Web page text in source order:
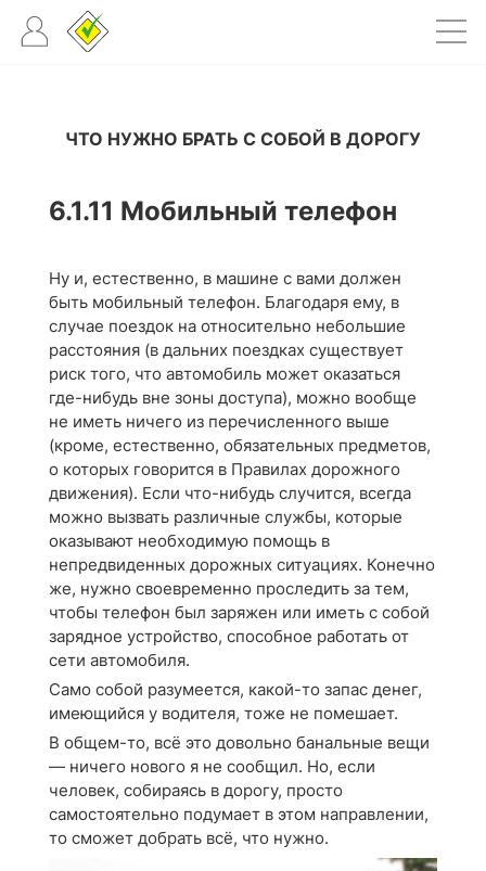
ЧТО НУЖНО БРАТЬ С СОБОЙ В ДОРОГУ
6.1.11 Мобильный телефон
Ну и, естественно, в машине с вами должен
быть мобильный телефон. Благодаря ему, в
случае поездок на относительно небольшие
расстояния (в дальних поездках существует
риск того, что автомобиль может оказаться
где-нибудь вне зоны доступа), можно вообще
не иметь ничего из перечисленного выше
(кроме, естественно, обязательных предметов,
о которых говорится в Правилах дорожного
движения). Если что-нибудь случится, всегда
можно вызвать различные службы, которые
оказывают необходимую помощь в
непредвиденных дорожных ситуациях. Конечно
же, нужно своевременно проследить за тем,
чтобы телефон был заряжен или иметь с собой
зарядное устройство, способное работать от
сети автомобиля.
Само собой разумеется, какой-то запас денег,
имеющийся у водителя, тоже не помешает.
В общем-то, всё это довольно банальные вещи
— ничего нового я не сообщил. Но, если
человек, собираясь в дорогу, просто
самостоятельно подумает в этом направлении,
то сможет добрать всё, что нужно.